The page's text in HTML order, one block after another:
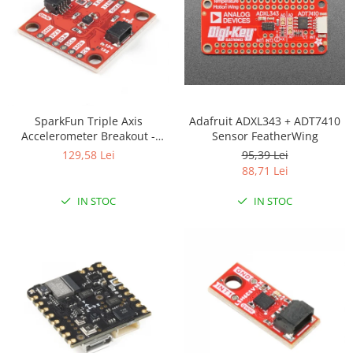
Prusa I3 DIY Kit
Pentru Incepatori
Pentru Incepatori
Micro:bit
Junior Robotics
Junior Robotics
STEM Education
Ugears
Kit Fun
Kit Roboti
SparkFun Triple Axis
Accelerometer Breakout -
KX134 (Qwiic)
129,58 Lei
IN STOC
Adafruit ADXL343 + ADT7410
Sensor FeatherWing
95,39 Lei
88,71 Lei
IN STOC